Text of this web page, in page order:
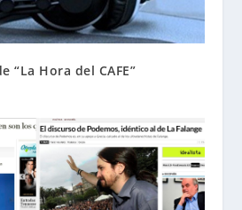
“La Hora del CAFE”